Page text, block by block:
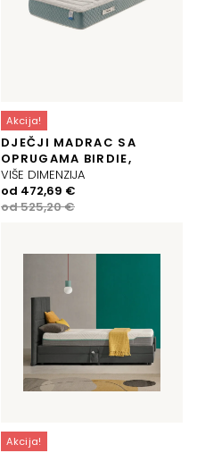
Akcija!
DJEČJI MADRAC SA
OPRUGAMA BIRDIE,
VIŠE DIMENZIJA
od525,20€
Izvorna
cijena
525,20 €.
od 472,69 €
Trenutna
cijena
Akcija!